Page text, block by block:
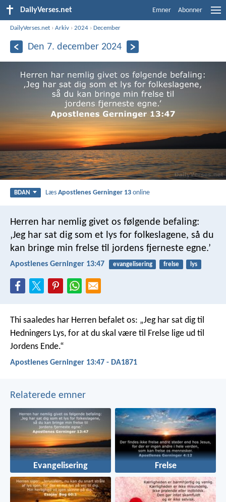
DailyVerses.net Emner Abonner
DailyVerses.net ›Arkiv ›2024 ›December
Den 7. december 2024
BDAN LæsApostlenes Gerninger 13 online
Herren har nemlig givet os følgende befaling:
‚Jeg har sat dig som et lys for folkeslagene, så du
kan bringe min frelse til jordens fjerneste egne.’
Apostlenes Gerninger 13:47 evangelisering frelse lys
Thi saaledes har Herren befalet os: „Jeg har sat dig til
Hedningers Lys, for at du skal være til Frelse lige ud til
Jordens Ende.“
Apostlenes Gerninger 13:47 - DA1871
Relaterede emner
Evangelisering Frelse